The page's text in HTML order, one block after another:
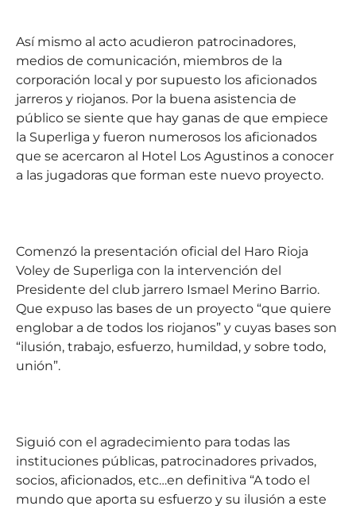
Así mismo al acto acudieron patrocinadores,
medios de comunicación, miembros de la
corporación local y por supuesto los aficionados
jarreros y riojanos. Por la buena asistencia de
público se siente que hay ganas de que empiece
la Superliga y fueron numerosos los aficionados
que se acercaron al Hotel Los Agustinos a conocer
a las jugadoras que forman este nuevo proyecto.
Comenzó la presentación oficial del Haro Rioja
Voley de Superliga con la intervención del
Presidente del club jarrero Ismael Merino Barrio.
Que expuso las bases de un proyecto “que quiere
englobar a de todos los riojanos” y cuyas bases son
“ilusión, trabajo, esfuerzo, humildad, y sobre todo,
unión”.
Siguió con el agradecimiento para todas las
instituciones públicas, patrocinadores privados,
socios, aficionados, etc…en definitiva “A todo el
mundo que aporta su esfuerzo y su ilusión a este